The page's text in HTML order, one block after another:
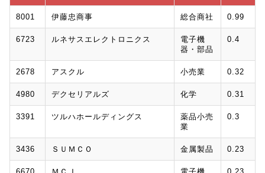
8001 伊藤忠商事 総合商社 0.99
6723 ルネサスエレクトロニクス
電子機
器・部品
0.4
2678 アスクル 小売業 0.32
4980 デクセリアルズ 化学 0.31
3391 ツルハホールディングス
薬品小売
業
0.3
3436 ＳＵＭＣＯ 金属製品 0.23